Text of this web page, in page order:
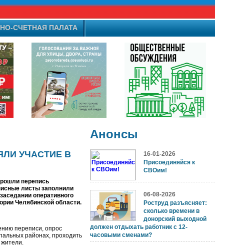
СЧЕТНАЯ ПАЛАТА
УЧАСТИЕ В
перепись
листы заполнили
оперативного
Челябинской области.
переписи, опрос
районах, проходить
жители.
Анонсы
16-01-2026
Присоединяйся к
СВОим!
06-08-2026
Роструд разъясняет:
сколько времени в
донорский выходной
должен отдыхать работник с 12-
часовыми сменами?